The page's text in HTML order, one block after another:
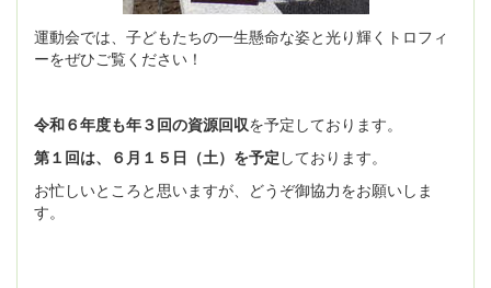
運動会では、子どもたちの一生懸命な姿と光り輝くトロフィ
ーをぜひご覧ください！
令和６年度も年３回の資源回収を予定しております。
第１回は、６月１５日（土）を予定 しております。
お忙しいところと思いますが、どうぞ御協力をお願いしま
す。